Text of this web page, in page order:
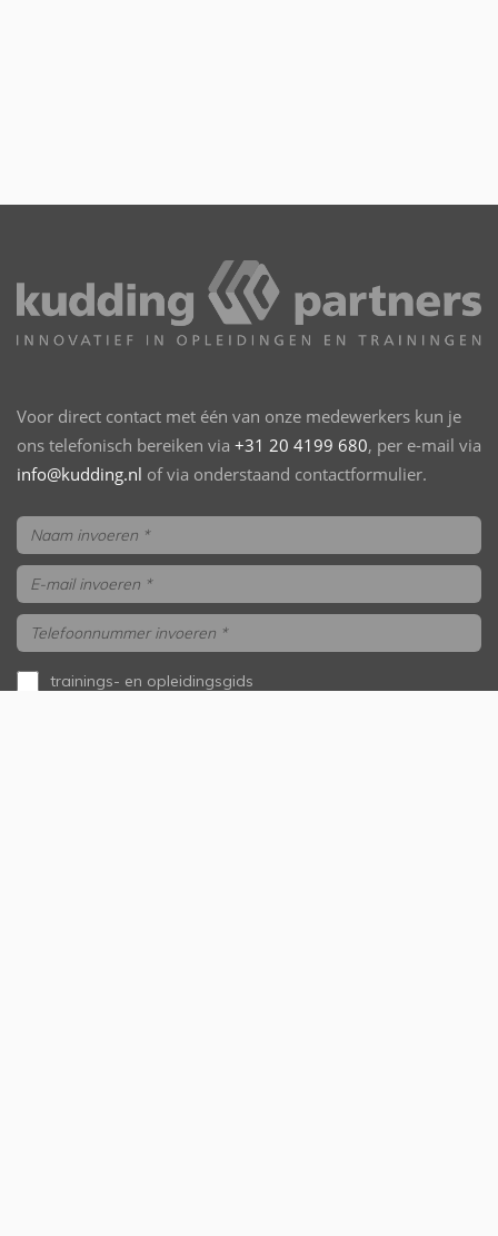
Voor direct contact met één van onze medewerkers kun je
ons telefonisch bereiken via +31 20 4199 680, per e-mail via
info@kudding.nl of via onderstaand contactformulier.
trainings- en opleidingsgids